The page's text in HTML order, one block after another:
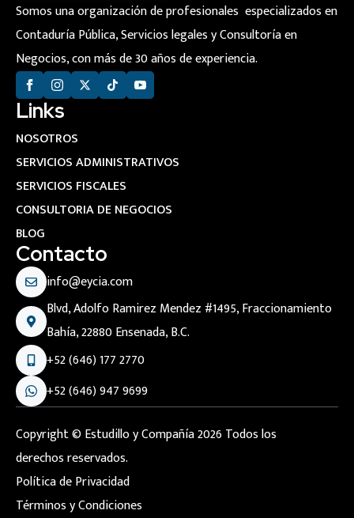
Somos una organización de profesionales especializados en
Contaduría Pública, Servicios legales y Consultoría en
Negocios, con más de 30 años de experiencia.
Links
NOSOTROS
SERVICIOS ADMINISTRATIVOS
SERVICIOS FISCALES
CONSULTORIA DE NEGOCIOS
BLOG
Contacto
info@eycia.com
Blvd, Adolfo Ramirez Mendez #1495, Fraccionamiento
Bahía, 22880 Ensenada, B.C.
+52 (646) 177 2770
+52 (646) 947 9699
Copyright © Estudillo y Compañía 2026 Todos los
derechos reservados.
Política de Privacidad
Términos y Condiciones